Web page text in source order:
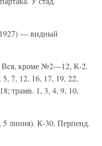
— видный
кроме №2—12, К-2.
7, 12, 16, 17, 19, 22,
трамв. 1, 3, 4, 9, 10,
5 линия). К-30. Перпенд.